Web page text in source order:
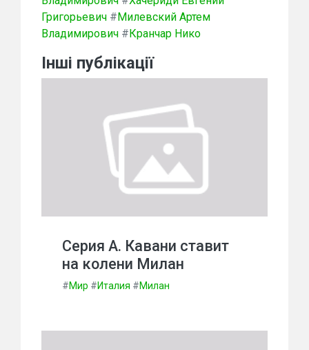
Григорьевич #Милевский Артем
Владимирович #Кранчар Нико
Інші публікації
Серия А. Кавани ставит
на колени Милан
#Мир #Италия #Милан